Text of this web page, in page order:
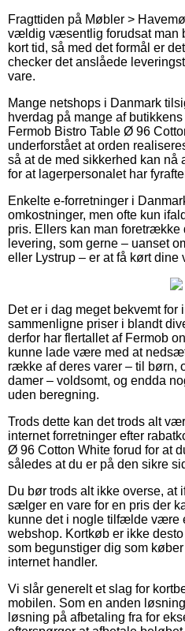
Fragttiden på Møbler >
vældig væsentlig forudsat man
kort tid, så med det formål er
checker det anslåede
vare.
Mange netshops i Danmark
hverdag på mange af
Fermob Bistro Table Ø 96
underforstået at orden
så at de med sikkerhed kan nå
for at lagerpersonalet har
Enkelte e-forretninger i
omkostninger, men ofte kun
pris. Ellers kan man foretrække
levering, som gerne – uanset
eller Lystrup – er at få kørt dine
Det er i dag meget bekvemt for
sammenligne priser i blandt
derfor har flertallet af Fermob
kunne lade være med at
række af deres varer – til børn,
damer – voldsomt, og endda
uden beregning.
Trods dette kan det trods alt
internet forretninger efter
Ø 96 Cotton White forud for at
således at du er på den sikre
Du bør trods alt ikke overse, at
sælger en vare for en pris der
kunne det i nogle tilfælde være
webshop. Kortkøb er ikke
som begunstiger dig som
internet handler.
Vi slår generelt et slag for
mobilen. Som en anden
løsning på afbetaling fra for